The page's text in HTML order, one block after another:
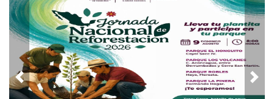
Previous